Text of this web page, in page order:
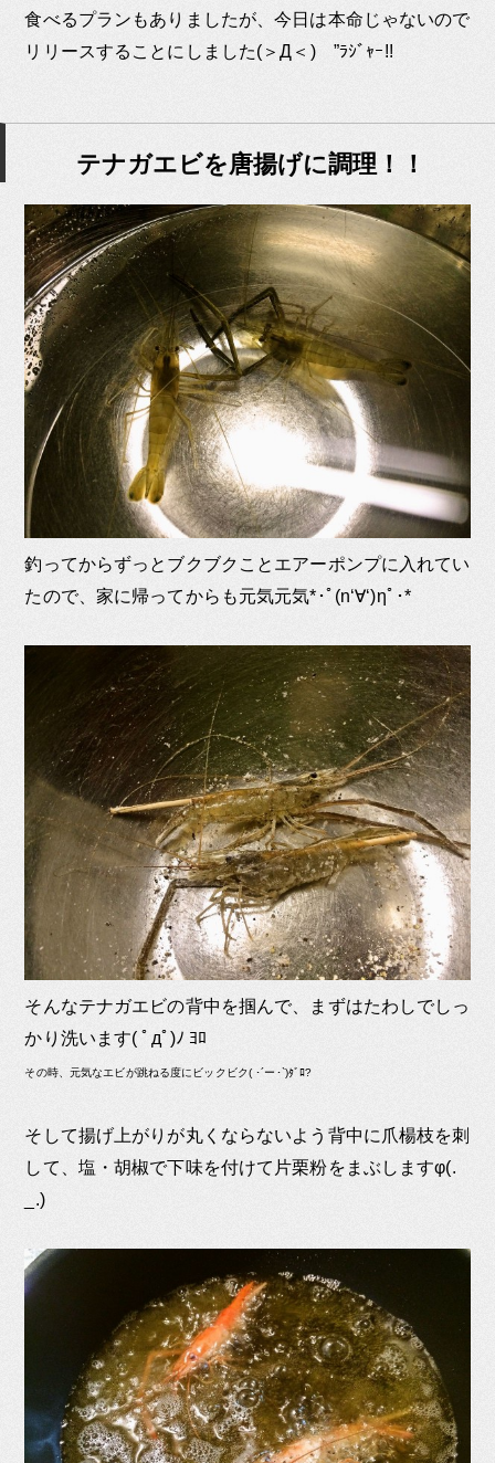
食べるプランもありましたが、今日は本命じゃないので
リリースすることにしました(＞Д＜)ゝ”ﾗｼﾞｬｰ!!
テナガエビを唐揚げに調理！！
釣ってからずっとブクブクことエアーポンプに入れてい
たので、家に帰ってからも元気元気*･ﾟ(n‘∀‘)ηﾟ･*
そんなテナガエビの背中を掴んで、まずはたわしでしっ
かり洗います( ﾟдﾟ)ﾉ ﾖﾛ
その時、元気なエビが跳ねる度にビックビク( ･´ー･`)ﾀﾞﾛ?
そして揚げ上がりが丸くならないよう背中に爪楊枝を刺
して、塩・胡椒で下味を付けて片栗粉をまぶしますφ(.
_.)